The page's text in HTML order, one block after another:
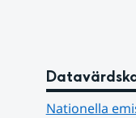
Nationella